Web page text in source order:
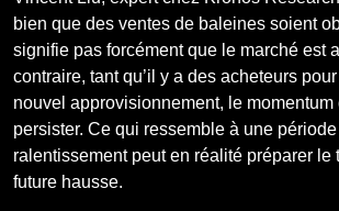
bien que des ventes de baleines soient
signifie pas forcément que le marché est
contraire, tant qu’il y a des acheteurs
nouvel approvisionnement, le momentum
persister. Ce qui ressemble à une
ralentissement peut en réalité préparer le
future hausse.